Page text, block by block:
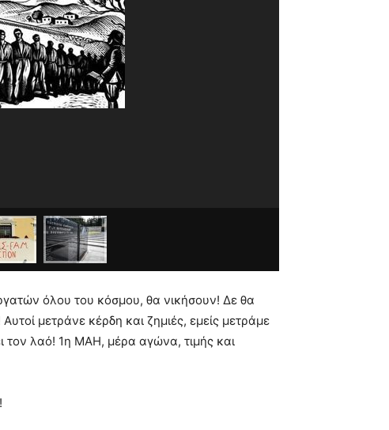
όλου του κόσμου, θα νικήσουν! Δε θα
μετράνε κέρδη και ζημιές, εμείς μετράμε
λαό! 1η ΜΑΗ, μέρα αγώνα, τιμής και